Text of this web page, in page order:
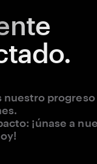
nuestro
¡únase a